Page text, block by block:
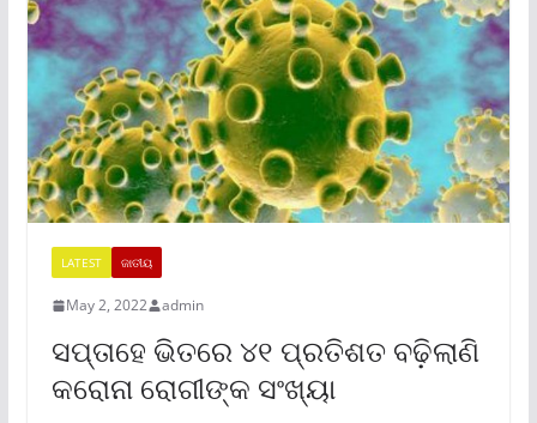
LATEST ଜାତୀୟ
May 2, 2022 admin
ସପ୍ତାହେ ଭିତରେ ୪୧ ପ୍ରତିଶତ ବଢ଼ିଲାଣି
କରୋନା ରୋଗୀଙ୍କ ସଂଖ୍ୟା